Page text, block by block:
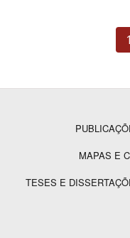
1
RodapéMAPAS E
TESES E